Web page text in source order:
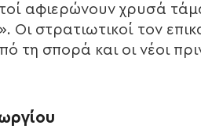
αφιερώνουν χρυσά
Οι στρατιωτικοί τον
τη σπορά και οι νέοι